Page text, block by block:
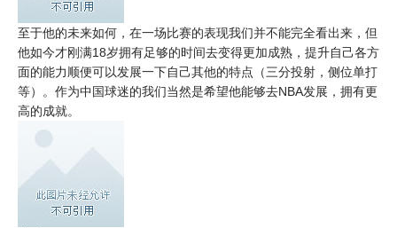
至于他的未来如何，在一场比赛的表现我们并不能完全看出来，但
他如今才刚满18岁拥有足够的时间去变得更加成熟，提升自己各方
面的能力顺便可以发展一下自己其他的特点（三分投射，侧位单打
等）。作为中国球迷的我们当然是希望他能够去NBA发展，拥有更
高的成就。